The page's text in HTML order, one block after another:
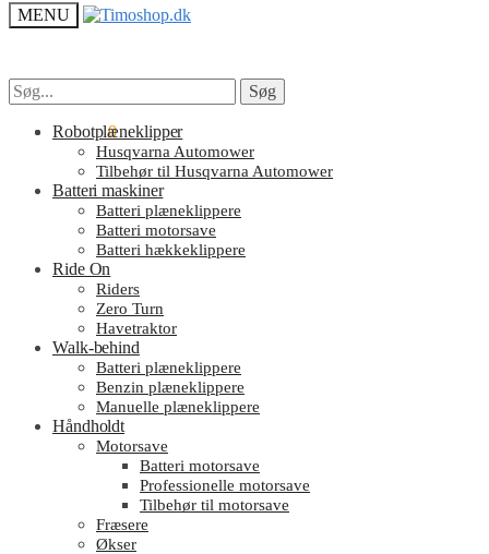
MENU
Søg
efter:
Søg
kr.0.00 0
Søg
efter:
Søg
Robotplæneklipper
Husqvarna Automower
Tilbehør til Husqvarna Automower
Batteri maskiner
Batteri plæneklippere
Batteri motorsave
Batteri hækkeklippere
Ride On
Riders
Zero Turn
Havetraktor
Walk-behind
Batteri plæneklippere
Benzin plæneklippere
Manuelle plæneklippere
Håndholdt
Motorsave
Batteri motorsave
Professionelle motorsave
Tilbehør til motorsave
Fræsere
Økser